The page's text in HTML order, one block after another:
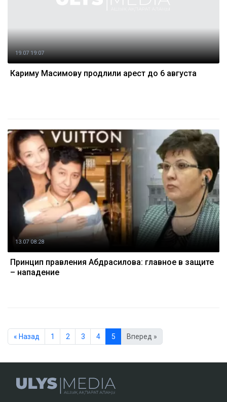
19.07 19:07
Кариму Масимову продлили арест до 6 августа
13.07 08:28
Принцип правления Абдрасилова: главное в защите
– нападение
« Назад 1 2 3 4 5 Вперед »